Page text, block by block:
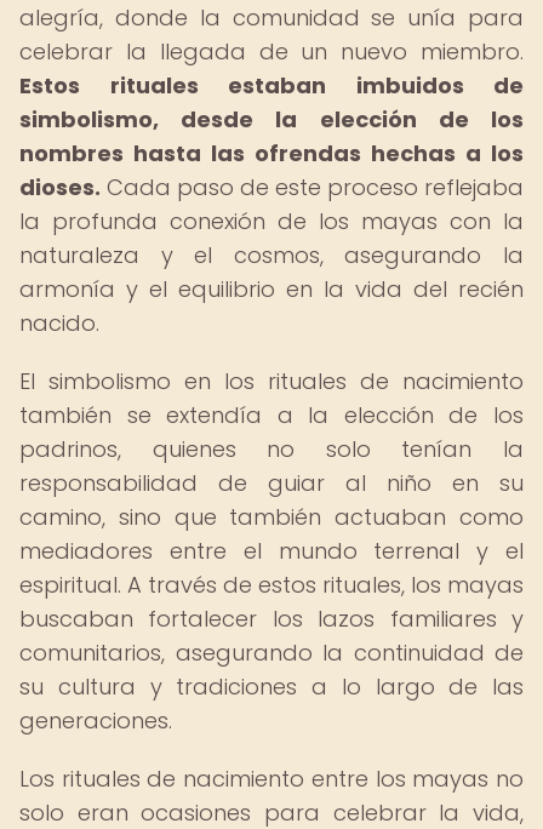
alegría, donde la comunidad se unía para
celebrar la llegada de un nuevo miembro.
Estos rituales estaban imbuidos de
simbolismo, desde la elección de los
nombres hasta las ofrendas hechas a los
dioses. Cada paso de este proceso reflejaba
la profunda conexión de los mayas con la
naturaleza y el cosmos, asegurando la
armonía y el equilibrio en la vida del recién
nacido.
El simbolismo en los rituales de nacimiento
también se extendía a la elección de los
padrinos, quienes no solo tenían la
responsabilidad de guiar al niño en su
camino, sino que también actuaban como
mediadores entre el mundo terrenal y el
espiritual. A través de estos rituales, los mayas
buscaban fortalecer los lazos familiares y
comunitarios, asegurando la continuidad de
su cultura y tradiciones a lo largo de las
generaciones.
Los rituales de nacimiento entre los mayas no
solo eran ocasiones para celebrar la vida,